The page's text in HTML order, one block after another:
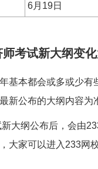
6月19日
考试新大纲变化
基本都会或多或少
新公布的大纲内容为
大纲公布后，会由
大家可以进入233网